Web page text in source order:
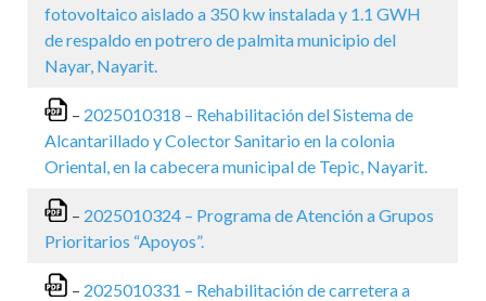
fotovoltaico aislado a 350 kw instalada y 1.1 GWH
de respaldo en potrero de palmita municipio del
Nayar, Nayarit.
– 2025010318 – Rehabilitación del Sistema de
Alcantarillado y Colector Sanitario en la colonia
Oriental, en la cabecera municipal de Tepic, Nayarit.
– 2025010324 – Programa de Atención a Grupos
Prioritarios “Apoyos”.
– 2025010331 – Rehabilitación de carretera a